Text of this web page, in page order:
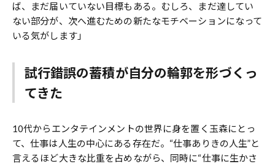
ば、まだ届いていない目標もある。むしろ、まだ達してい
ない部分が、次へ進むための新たなモチベーションになって
いる気がします」
試行錯誤の蓄積が自分の輪郭を形づくっ
てきた
10代からエンタテインメントの世界に身を置く玉森にとっ
て、仕事は人生の中心にある存在だ。“仕事ありきの人生”と
言えるほど大きな比重を占めながら、同時に“仕事に生かさ